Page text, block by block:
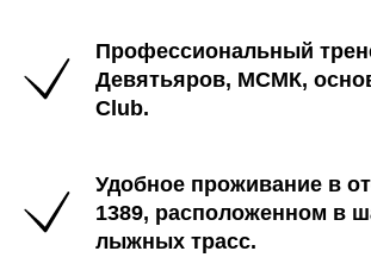
Профессиональный
Девятьяров, МСМК,
Club.
Удобное проживание в
1389, расположенном в
лыжных трасс.